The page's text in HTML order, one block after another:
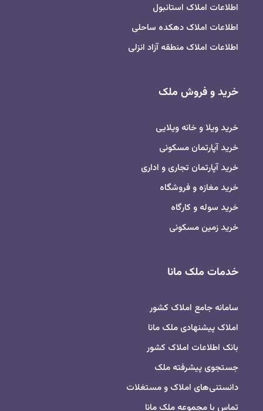
اطلاعات املاک استانبول
اطلاعات املاک دهکده ساحلی
اطلاعات املاک منطقه آزاد انزلی
خرید و فروش ملک
خرید ویلا و خانه ویلایی
خرید آپارتمان مسکونی
خرید آپارتمان تجاری و اداری
خرید مغازه و فروشگاه
خرید سوله و کارگاه
خرید زمین مسکونی
خدمات ملک مانا
سامانه جامع املاک کشور
املاک پیشنهادی ملک مانا
بانک اطلاعات املاک کشور
جستجوی پیشرفته ملک
دانستنی‌های املاک و مستغلات
تماس با مجموعه ملک مانا